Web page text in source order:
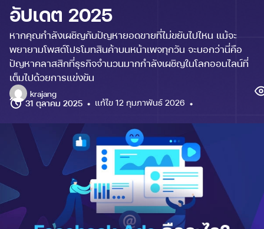
อัปเดต 2025
หากคุณกำลังเผชิญกับปัญหายอดขายที่ไม่ขยับไปไหน แม้จะ
พยายามโพสต์โปรโมทสินค้าบนหน้าเพจทุกวัน จะบอกว่านี่คือ
ปัญหาคลาสสิกที่ธุรกิจจำนวนมากกำลังเผชิญในโลกออนไลน์ที่
เต็มไปด้วยการแข่งขัน
krajang
31 ตุลาคม 2025
แก้ไข 12 กุมภาพันธ์ 2026